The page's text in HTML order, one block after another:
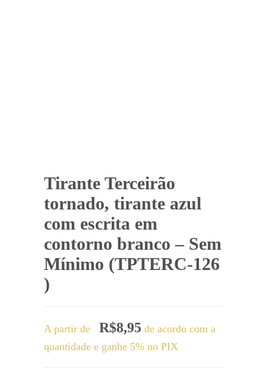
Tirante Terceirão
tornado, tirante azul
com escrita em
contorno branco – Sem
Mínimo (TPTERC-126
)
A partir de R$8,95 de acordo com a
quantidade e ganhe 5% no PIX